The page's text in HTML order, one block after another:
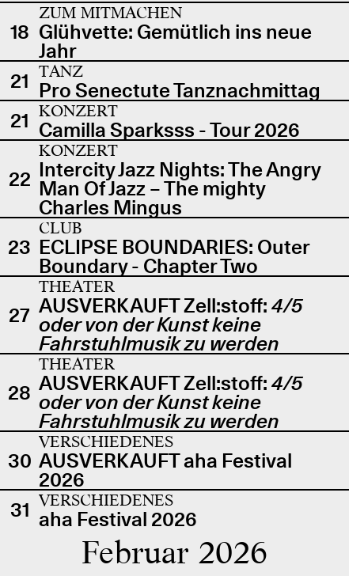
18
ZUM MITMACHEN
Glühvette: Gemütlich ins neue
Jahr
21 TANZ
Pro Senectute Tanznachmittag
21 KONZERT
Camilla Sparksss - Tour 2026
22
KONZERT
Intercity Jazz Nights: The Angry
Man Of Jazz – The mighty
Charles Mingus
23
CLUB
ECLIPSE BOUNDARIES: Outer
Boundary - Chapter Two
27
THEATER
AUSVERKAUFT Zell:stoff: 4/5
oder von der Kunst keine
Fahrstuhlmusik zu werden
28
THEATER
AUSVERKAUFT Zell:stoff: 4/5
oder von der Kunst keine
Fahrstuhlmusik zu werden
30
VERSCHIEDENES
AUSVERKAUFT aha Festival
2026
31 VERSCHIEDENES
aha Festival 2026
Februar 2026